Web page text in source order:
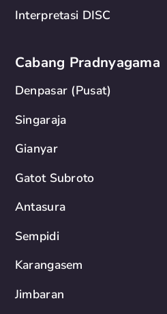
Interpretasi DISC
Cabang Pradnyagama
Denpasar (Pusat)
Singaraja
Gianyar
Gatot Subroto
Antasura
Sempidi
Karangasem
Jimbaran